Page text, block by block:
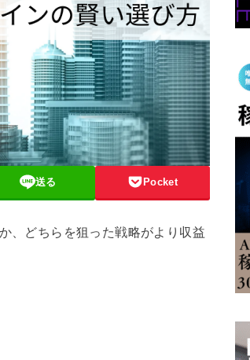
送る Pocket
、どちらを狙った戦略がより収益